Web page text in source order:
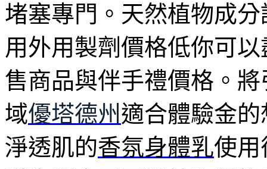
堵塞專門。天然植物成
用外用製劑價格低你可
售商品與伴手禮價格。
域優塔德州 適合體驗金
淨透肌的香氛身體乳使用